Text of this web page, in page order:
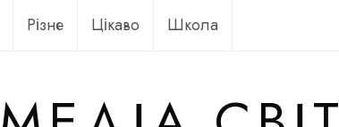
Різне Цікаво Школа